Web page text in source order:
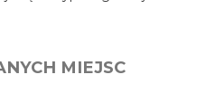
MIEJSC